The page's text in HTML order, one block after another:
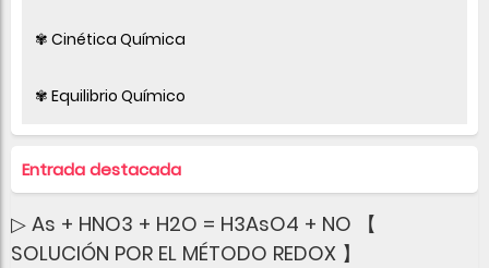
✾ Cinética Química
✾ Equilibrio Químico
Entrada destacada
▷ As + HNO3 + H2O = H3AsO4 + NO 【
SOLUCIÓN POR EL MÉTODO REDOX 】